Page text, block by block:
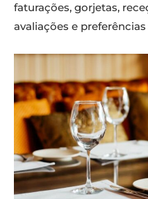
faturações, gorjetas,
avaliações e